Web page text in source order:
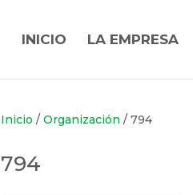
INICIO LA EMPRESA
Inicio / Organización / 794
794